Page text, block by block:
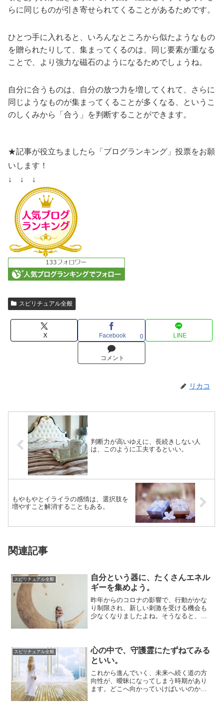
らに同じものが引き寄せられてくることがあるためです。
ひとつ手に入れると、いろんなところから似たようなもの
を贈られたりして、集まってくるのは、同じ要素が重なる
ことで、より強力な磁石のようになるためでしょうね。
自分に合うものは、自分の放つ力を増してくれて、さらに
同じようなものが集まってくることが多くなる、というこ
のしくみから「合う」を判断することができます。
★記事が役立ちましたら「ブログランキング」投票をお願
いします！
↓ ↓ ↓
スピリチュアル全般
X Facebook 0 LINE
コメント
リカコ
判断力が高いゆえに、長続きしない人
は、このように工夫するといい。
もやもやとイライラの感情は、選択肢を
増やすこと解消することもある。
関連記事
スピリチュアル全般
自分という器に、たくさんエネル
ギーを集めよう。
昨年からのコロナの影響で、行動がかな
り制限され、新しい刺激を受ける機会も
少なくなりましたよね。そうなると、未
スピリチュアル全般
心の中で、守護霊にたずねてみる
といい。
これから進んでいく、未来へ続く道の方
向性が、曖昧になってしまう時期があり
ます。どこへ向かっていけばいいのか、